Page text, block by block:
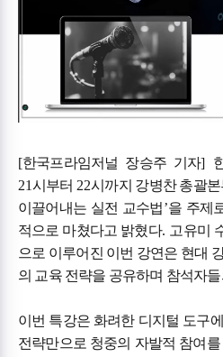
[한국프라임저널 장승주 기자]
21시부터22시까지 강병찬 총괄본
이끌어내는 실전 교수법’을 주제
적으로 마쳤다고 밝혔다. 고유미
으로 이루어진 이번 강연은 현대
의 교육 전략을 공유하며 참석자
이번 특강은 화려한 디지털 도구
전략만으로 청중의 자발적 참여